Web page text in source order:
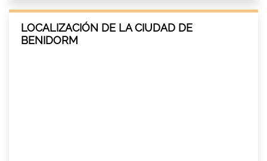
LOCALIZACIÓN DE LA CIUDAD DE
BENIDORM